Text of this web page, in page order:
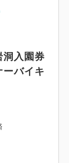
洞入園券
バイキ